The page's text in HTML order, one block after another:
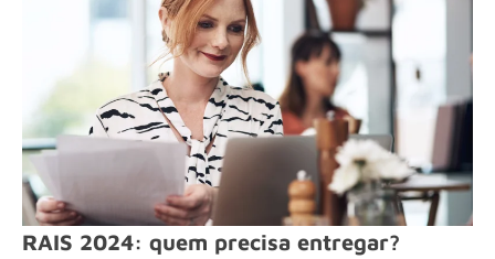
RAIS 2024: quem precisa entregar?